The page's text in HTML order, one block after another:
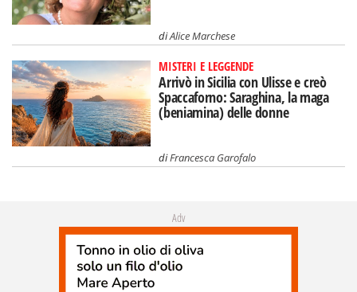
diAlice Marchese
MISTERI E LEGGENDE
Arrivò in Sicilia con Ulisse e creò
Spaccaforno: Saraghina, la maga
(beniamina) delle donne
diFrancesca Garofalo
Adv